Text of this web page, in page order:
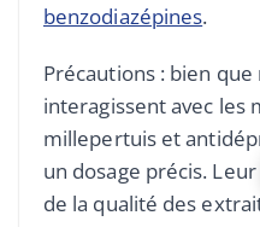
benzodiazépines.
Précautions : bien
interagissent avec les
millepertuis et
un dosage précis.
de la qualité des